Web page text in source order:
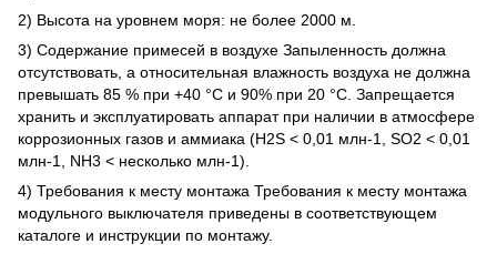
2) Высота на уровнем моря: не более 2000 м.
3) Содержание примесей в воздухе Запыленность должна
отсутствовать, а относительная влажность воздуха не должна
превышать 85 % при +40 °C и 90% при 20 °C. Запрещается
хранить и эксплуатировать аппарат при наличии в атмосфере
коррозионных газов и аммиака (H2S < 0,01 млн-1, SO2 < 0,01
млн-1, NH3 < несколько млн-1).
4) Требования к месту монтажа Требования к месту монтажа
модульного выключателя приведены в соответствующем
каталоге и инструкции по монтажу.